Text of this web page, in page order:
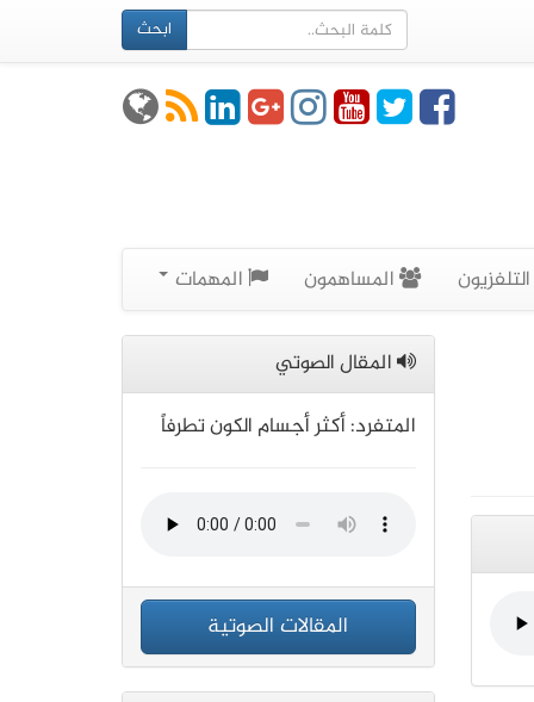
ابحث
التلفزيون المساهمون المهمات
المقال الصوتي
المتفرد: أكثر أجسام الكون تطرفاً
المقالات الصوتية